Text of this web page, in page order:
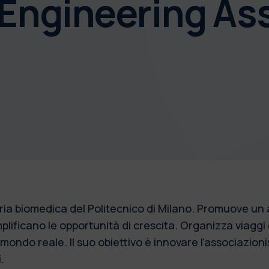
biomedica del Politecnico di Milano. Promuove
le opportunità di crescita. Organizza viaggi
reale. Il suo obiettivo è innovare